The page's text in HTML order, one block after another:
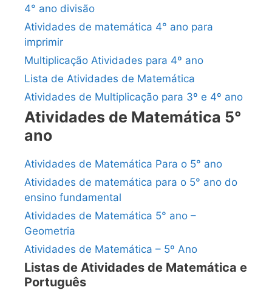
4° ano divisão
Atividades de matemática 4° ano para
imprimir
Multiplicação Atividades para 4º ano
Lista de Atividades de Matemática
Atividades de Multiplicação para 3º e 4º ano
Atividades de Matemática 5°
ano
Atividades de Matemática Para o 5° ano
Atividades de matemática para o 5° ano do
ensino fundamental
Atividades de Matemática 5° ano –
Geometria
Atividades de Matemática – 5º Ano
Listas de Atividades de Matemática e
Português